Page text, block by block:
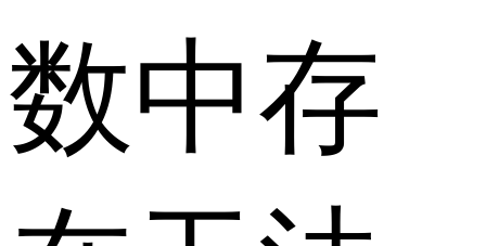
数中存